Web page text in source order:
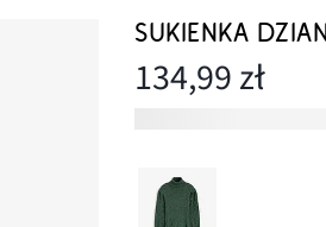
SUKIENKA
134,99 zł